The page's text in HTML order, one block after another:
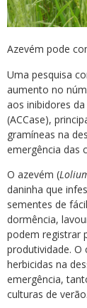
Azevém pode
Uma pesquisa
aumento no
aos inibidores
(ACCase),
gramíneas na
emergência das
O azevém (
daninha que
sementes de
dormência,
podem registrar
produtividade. O
herbicidas na
emergência,
culturas de verão.